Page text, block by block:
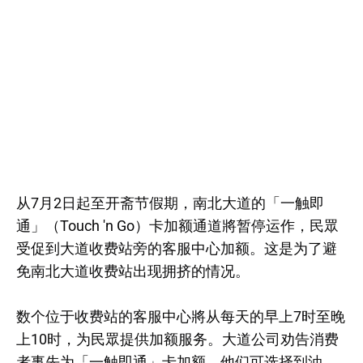
从7月2日起至开斋节假期，南北大道的「一触即
通」（Touch 'n Go）卡加额通道將暂停运作，民眾
受促到大道收费站旁的客服中心加额。这是为了避
免南北大道收费站出现拥挤的情况。
数个位于收费站的客服中心將从每天的早上7时至晚
上10时，为民眾提供加额服务。大道公司劝告消费